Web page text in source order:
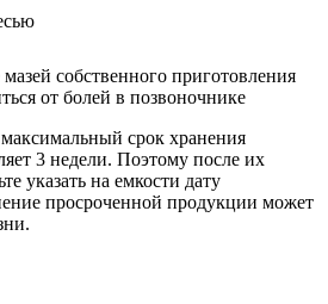
собственного приготовления
от болей в позвоночнике
срок хранения
3 недели. Поэтому после их
указать на емкости дату
просроченной продукции может